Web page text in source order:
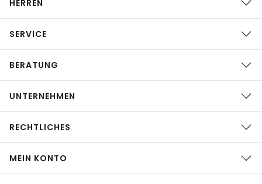
HERREN
SERVICE
BERATUNG
UNTERNEHMEN
RECHTLICHES
MEIN KONTO